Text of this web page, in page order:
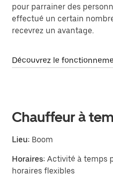
pour parrainer des
effectué un certain
recevrez un avantage.
Découvrez le
Chauffeur à
Lieu: Boom
Horaires: Activité à temps
horaires flexibles